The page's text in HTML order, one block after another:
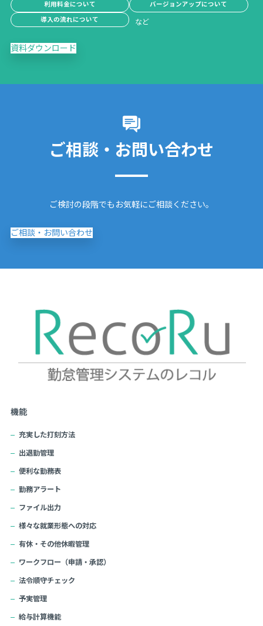
利用料金について
バージョンアップについて
導入の流れについて
資料ダウンロード
ご相談・お問い合わせ
ご検討の段階でもお気軽にご相談ください。
ご相談・お問い合わせ
機能
充実した打刻方法
出退勤管理
便利な勤務表
勤務アラート
ファイル出力
様々な就業形態への対応
有休・その他休暇管理
ワークフロー（申請・承認）
法令順守チェック
予実管理
給与計算機能